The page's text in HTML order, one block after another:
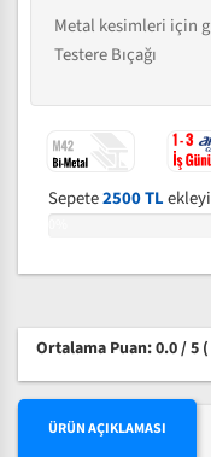
Metal kesimleri için
Testere Bıçağı
Sepete2500 TL
Ortalama Puan: 0.0 / 5
ÜRÜN AÇIKLAMASI